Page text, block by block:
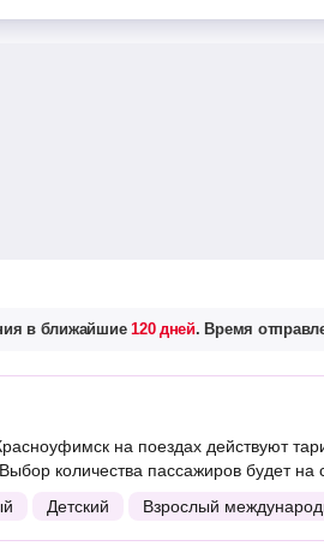
в ближайшие120 дней. Время
на поездах действуют
количества пассажиров будет
Детский Взрослый